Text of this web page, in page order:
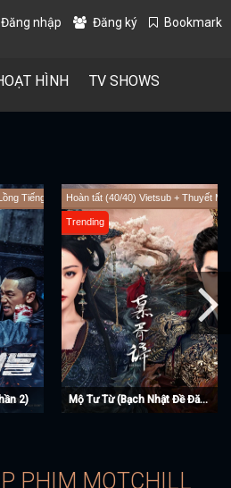
Đăng nhập Đăng ký Bookmark
HÌNH TV SHOWS
Hoàn tất (40/40) Vietsub + Thuyết Minh
Trending
Trục Ngọc
PHIM MOTCHILL